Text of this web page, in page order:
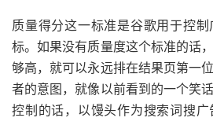
质量得分这一标准是谷歌用于控
标。如果没有质量度这个标准的话
够高，就可以永远排在结果页第一
者的意图，就像以前看到的一个笑
控制的话，以馒头作为搜索词搜